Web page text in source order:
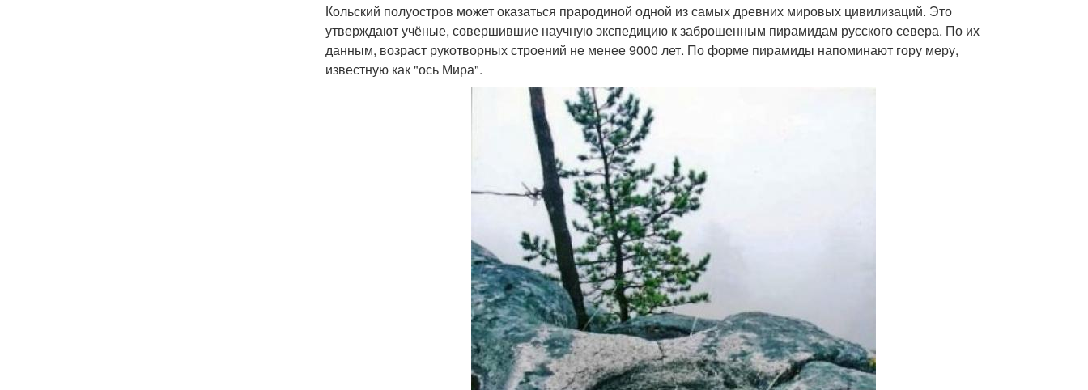
Кольский полуостров может оказаться прародиной одной из самых древних мировых цивилизаций. Это
утверждают учёные, совершившие научную экспедицию к заброшенным пирамидам русского севера. По их
данным, возраст рукотворных строений не менее 9000 лет. По форме пирамиды напоминают гору меру,
известную как "ось Мира".